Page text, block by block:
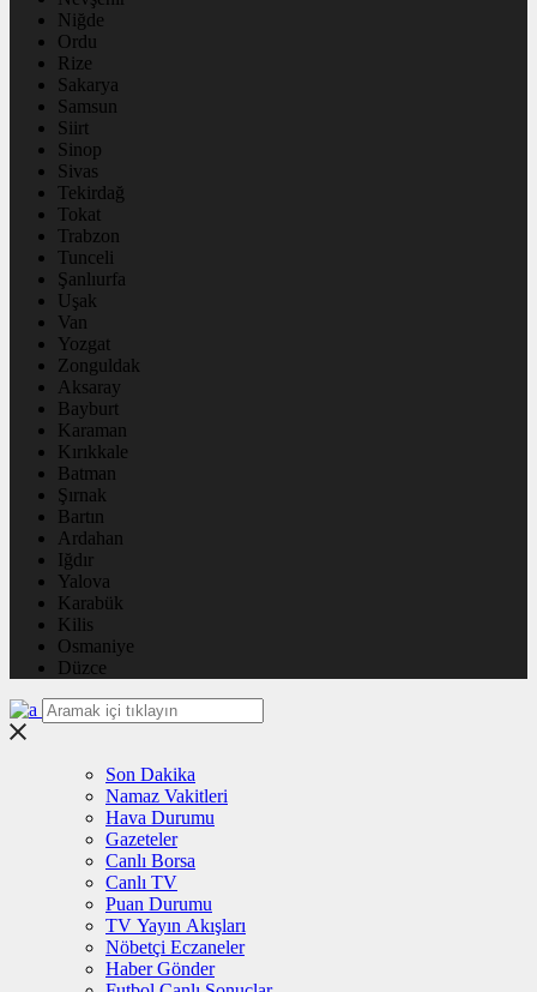
Niğde
Ordu
Rize
Sakarya
Samsun
Siirt
Sinop
Sivas
Tekirdağ
Tokat
Trabzon
Tunceli
Şanlıurfa
Uşak
Van
Yozgat
Zonguldak
Aksaray
Bayburt
Karaman
Kırıkkale
Batman
Şırnak
Bartın
Ardahan
Iğdır
Yalova
Karabük
Kilis
Osmaniye
Düzce
Son Dakika
Namaz Vakitleri
Hava Durumu
Gazeteler
Canlı Borsa
Canlı TV
Puan Durumu
TV Yayın Akışları
Nöbetçi Eczaneler
Haber Gönder